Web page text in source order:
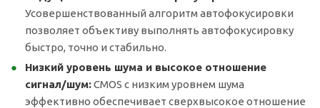
Усовершенствованный алгоритм автофокусировки
позволяет объективу выполнять автофокусировку
быстро, точно и стабильно.
Низкий уровень шума и высокое отношение
сигнал/шум:CMOS с низким уровнем шума
эффективно обеспечивает сверхвысокое отношение